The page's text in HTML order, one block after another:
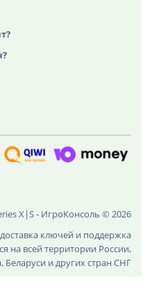
X|S - ИгроКонсоль © 2026
ключей и поддержка
на всей территории России,
Беларуси и других стран СНГ